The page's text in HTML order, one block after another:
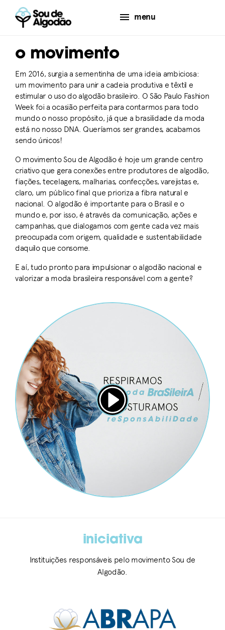
menu
o movimento
Em 2016, surgia a sementinha de uma ideia ambiciosa:
um movimento para unir a cadeia produtiva e têxtil e
estimular o uso do algodão brasileiro. O São Paulo Fashion
Week foi a ocasião perfeita para contarmos para todo
mundo o nosso propósito, já que a brasilidade da moda
está no nosso DNA. Queríamos ser grandes, acabamos
sendo únicos!
O movimento Sou de Algodão é hoje um grande centro
criativo que gera conexões entre produtores de algodão,
fiações, tecelagens, malharias, confecções, varejistas e,
claro, um público final que prioriza a fibra natural e
nacional. O algodão é importante para o Brasil e o
mundo e, por isso, é através da comunicação, ações e
campanhas, que dialogamos com gente cada vez mais
preocupada com origem, qualidade e sustentabilidade
daquilo que consome.
E aí, tudo pronto para impulsionar o algodão nacional e
valorizar a moda brasileira responsável com a gente?
iniciativa
Instituições responsáveis pelo movimento Sou de
Algodão.